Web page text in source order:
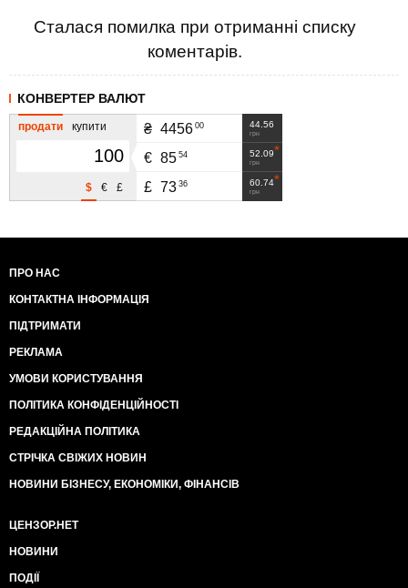
Сталася помилка при отриманні списку
коментарів.
КОНВЕРТЕР ВАЛЮТ
продати купити
£
€
$
44.56
грн
₴ 4456 00
52.09
грн
€ 85 54
60.74
грн
£ 73 36
ПРО НАС
КОНТАКТНА ІНФОРМАЦІЯ
ПІДТРИМАТИ
РЕКЛАМА
УМОВИ КОРИСТУВАННЯ
ПОЛІТИКА КОНФІДЕНЦІЙНОСТІ
РЕДАКЦІЙНА ПОЛІТИКА
СТРІЧКА СВІЖИХ НОВИН
НОВИНИ БІЗНЕСУ, ЕКОНОМІКИ, ФІНАНСІВ
ЦЕНЗОР.НЕТ
НОВИНИ
ПОДІЇ